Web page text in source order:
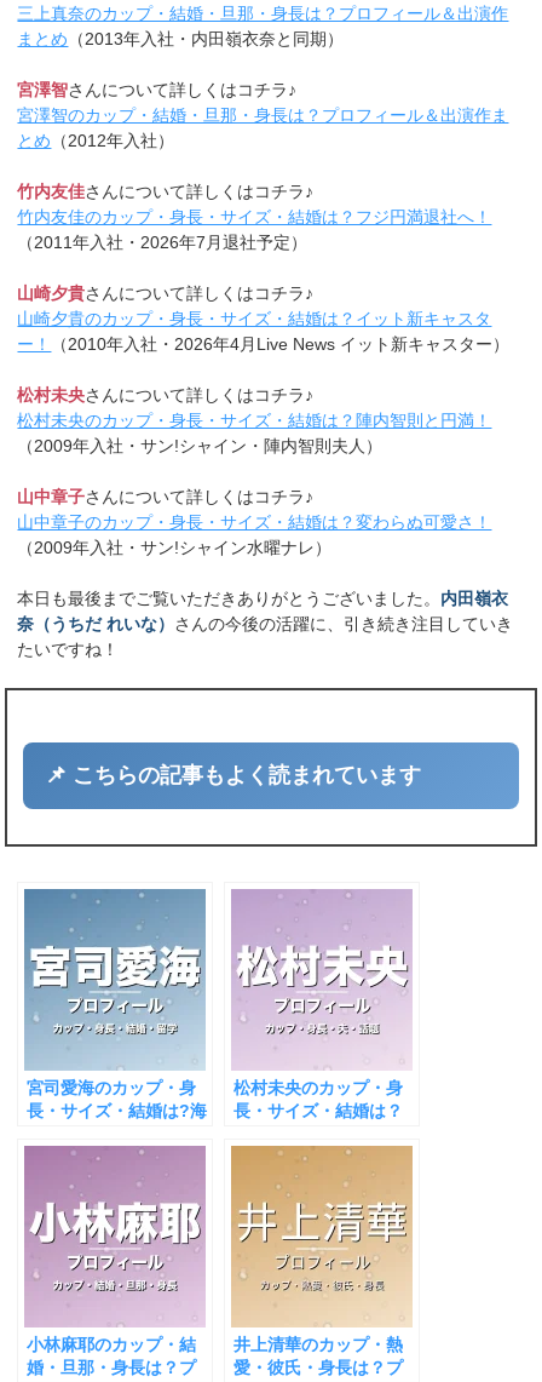
三上真奈のカップ・結婚・旦那・身長は？プロフィール＆出演作
まとめ （2013年入社・内田嶺衣奈と同期）
宮澤智さんについて詳しくはコチラ♪
宮澤智のカップ・結婚・旦那・身長は？プロフィール＆出演作ま
とめ （2012年入社）
竹内友佳さんについて詳しくはコチラ♪
竹内友佳のカップ・身長・サイズ・結婚は？フジ円満退社へ！
（2011年入社・2026年7月退社予定）
山崎夕貴さんについて詳しくはコチラ♪
山崎夕貴のカップ・身長・サイズ・結婚は？イット新キャスタ
ー！
（2010年入社・2026年4月Live News イット新キャスター）
松村未央さんについて詳しくはコチラ♪
松村未央のカップ・身長・サイズ・結婚は？陣内智則と円満！
（2009年入社・サン!シャイン・陣内智則夫人）
山中章子さんについて詳しくはコチラ♪
山中章子のカップ・身長・サイズ・結婚は？変わらぬ可愛さ！
（2009年入社・サン!シャイン水曜ナレ）
本日も最後までご覧いただきありがとうございました。 内田嶺衣
奈（うちだ れいな） さんの今後の活躍に、引き続き注目していき
たいですね！
📌 こちらの記事もよく読まれています
宮司愛海のカップ・身
長・サイズ・結婚は?海
松村未央のカップ・身
長・サイズ・結婚は？
小林麻耶のカップ・結
婚・旦那・身長は？プ
井上清華のカップ・熱
愛・彼氏・身長は？プ